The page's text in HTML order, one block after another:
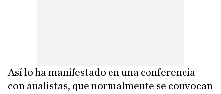
Así lo ha manifestado en una conferencia
con analistas, que normalmente se convocan